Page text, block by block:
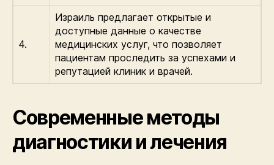
4.
Израиль предлагает открытые и
доступные данные о качестве
медицинских услуг, что позволяет
пациентам проследить за успехами и
репутацией клиник и врачей.
Современные методы
диагностики и лечения